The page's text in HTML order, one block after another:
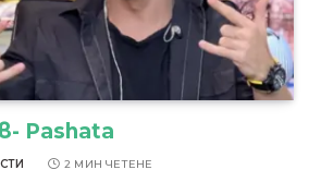
Pashata
2 МИН ЧЕТЕНЕ